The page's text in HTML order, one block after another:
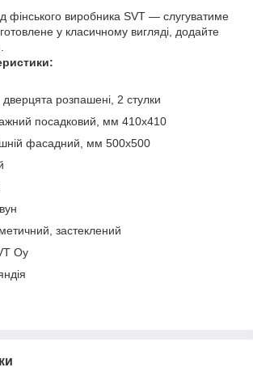
фінського виробника SVT — слугуватиме
у класичному вигляді, додайте
розпашені, 2 стулки
посадковий, мм 410х410
фасадний, мм 500х500
застеклений
Oy